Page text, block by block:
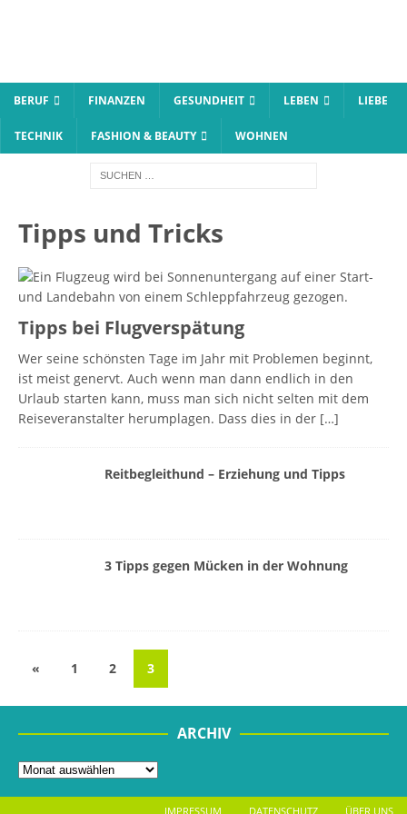
BERUF FINANZEN GESUNDHEIT LEBEN LIEBE
TECHNIK FASHION & BEAUTY WOHNEN
Tipps und Tricks
Tipps bei Flugverspätung
Wer seine schönsten Tage im Jahr mit Problemen beginnt,
ist meist genervt. Auch wenn man dann endlich in den
Urlaub starten kann, muss man sich nicht selten mit dem
Reiseveranstalter herumplagen. Dass dies in der […]
Reitbegleithund – Erziehung und Tipps
3 Tipps gegen Mücken in der Wohnung
« 1 2 3
ARCHIV
IMPRESSUM DATENSCHUTZ ÜBER UNS